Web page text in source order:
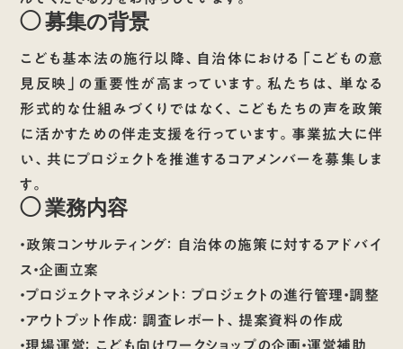
◯ 募集の背景
こども基本法の施行以降、自治体における「こどもの意
見反映」の重要性が高まっています。私たちは、単なる
形式的な仕組みづくりではなく、こどもたちの声を政策
に活かすための伴走支援を行っています。事業拡大に伴
い、共にプロジェクトを推進するコアメンバーを募集しま
す。
◯ 業務内容
・政策コンサルティング： 自治体の施策に対するアドバイ
ス・企画立案
・プロジェクトマネジメント： プロジェクトの進行管理・調整
・アウトプット作成： 調査レポート、提案資料の作成